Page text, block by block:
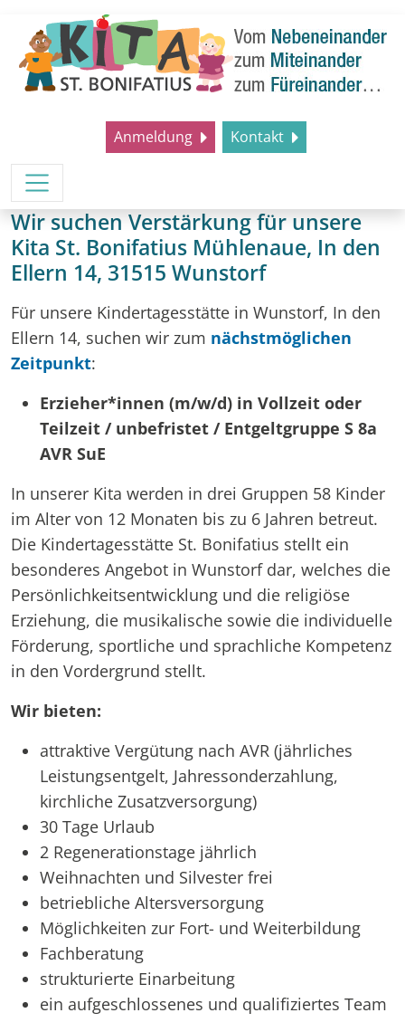
Anmeldung Kontakt
Wir suchen Verstärkung für unsere
Kita St. Bonifatius Mühlenaue, In den
Ellern 14, 31515 Wunstorf
Für unsere Kindertagesstätte in Wunstorf, In den
Ellern 14, suchen wir zum nächstmöglichen
Zeitpunkt:
Erzieher*innen (m/w/d) in Vollzeit oder
Teilzeit / unbefristet / Entgeltgruppe S 8a
AVR SuE
In unserer Kita werden in drei Gruppen 58 Kinder
im Alter von 12 Monaten bis zu 6 Jahren betreut.
Die Kindertagesstätte St. Bonifatius stellt ein
besonderes Angebot in Wunstorf dar, welches die
Persönlichkeitsentwicklung und die religiöse
Erziehung, die musikalische sowie die individuelle
Förderung, sportliche und sprachliche Kompetenz
in den Vordergrund stellt.
Wir bieten:
attraktive Vergütung nach AVR (jährliches
Leistungsentgelt, Jahressonderzahlung,
kirchliche Zusatzversorgung)
30 Tage Urlaub
2 Regenerationstage jährlich
Weihnachten und Silvester frei
betriebliche Altersversorgung
Möglichkeiten zur Fort- und Weiterbildung
Fachberatung
strukturierte Einarbeitung
ein aufgeschlossenes und qualifiziertes Team